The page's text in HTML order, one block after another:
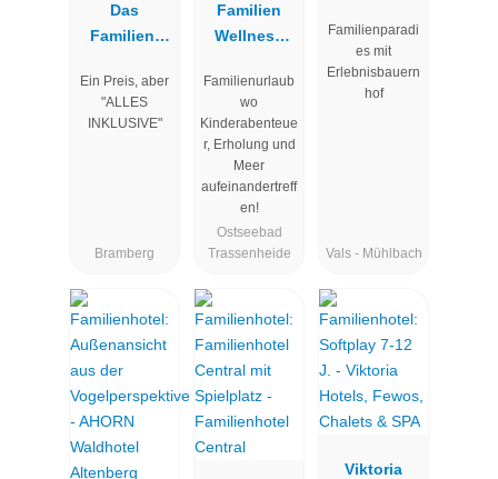
Das
Familien-
Wolkenstein
bär
Ein Preis, aber
"ALLES
INKLUSIVE"
Bramberg
Familien
Wellness
Seeklause
Familienurlaub
wo
Kinderabenteue
r, Erholung und
Meer
aufeinandertreff
en!
Ostseebad
Trassenheide
Familienparadi
es mit
Erlebnisbauern
hof
Vals - Mühlbach
Viktoria